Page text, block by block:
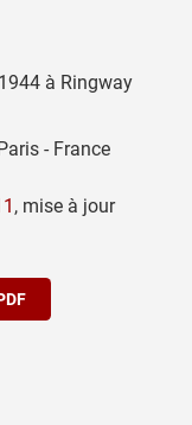
à Ringway
- France
, mise à jour